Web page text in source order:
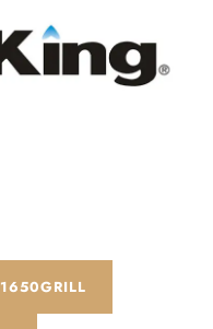
1650GRILL